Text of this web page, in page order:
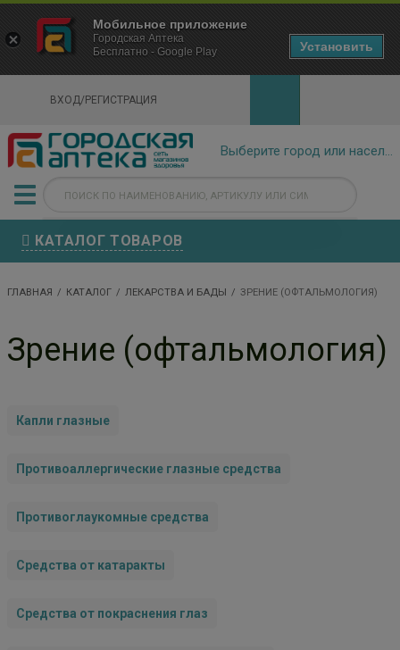
ВХОД/РЕГИСТРАЦИЯ
КАТАЛОГ ТОВАРОВ
ГЛАВНАЯ КАТАЛОГ ЛЕКАРСТВА И БАДЫ ЗРЕНИЕ (ОФТАЛЬМОЛОГИЯ)
Зрение (офтальмология)
Капли глазные
Противоаллергические глазные средства
Противоглаукомные средства
Средства от катаракты
Средства от покраснения глаз
×
Городская Аптека Маркетплейс
- In Google Play
Мобильное приложение
Городская Аптека
Бесплатно - Google Play
Установить